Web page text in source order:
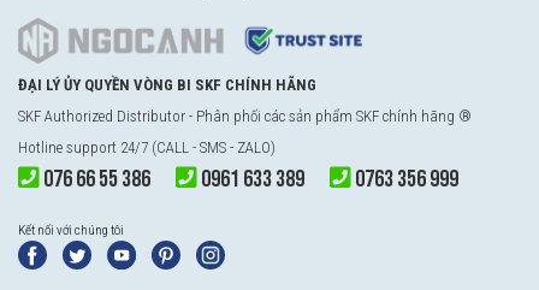
ĐẠI LÝ ỦY QUYỀN VÒNG BI SKF CHÍNH HÃNG
SKF Authorized Distributor - Phân phối các sản phẩm SKF chính hãng ®
Hotline support 24/7 (CALL - SMS - ZALO)
076 66 55 386 0961 633 389 0763 356 999
Kết nối với chúng tôi